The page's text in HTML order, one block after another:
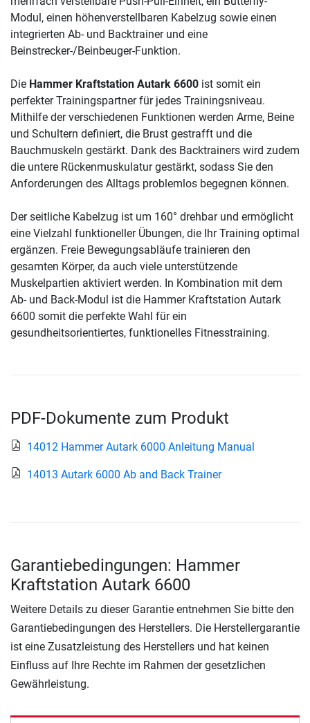
Modul, einen höhenverstellbaren Kabelzug sowie einen
integrierten Ab- und Backtrainer und eine
Beinstrecker-/Beinbeuger-Funktion.
Die Hammer Kraftstation Autark 6600 ist somit ein
perfekter Trainingspartner für jedes Trainingsniveau.
Mithilfe der verschiedenen Funktionen werden Arme, Beine
und Schultern definiert, die Brust gestrafft und die
Bauchmuskeln gestärkt. Dank des Backtrainers wird zudem
die untere Rückenmuskulatur gestärkt, sodass Sie den
Anforderungen des Alltags problemlos begegnen können.
Der seitliche Kabelzug ist um 160° drehbar und ermöglicht
eine Vielzahl funktioneller Übungen, die Ihr Training optimal
ergänzen. Freie Bewegungsabläufe trainieren den
gesamten Körper, da auch viele unterstützende
Muskelpartien aktiviert werden. In Kombination mit dem
Ab- und Back-Modul ist die Hammer Kraftstation Autark
6600 somit die perfekte Wahl für ein
gesundheitsorientiertes, funktionelles Fitnesstraining.
PDF-Dokumente zum Produkt
14012 Hammer Autark 6000 Anleitung Manual
14013 Autark 6000 Ab and Back Trainer
Garantiebedingungen: Hammer
Kraftstation Autark 6600
Weitere Details zu dieser Garantie entnehmen Sie bitte den
Garantiebedingungen des Herstellers. Die Herstellergarantie
ist eine Zusatzleistung des Herstellers und hat keinen
Einfluss auf Ihre Rechte im Rahmen der gesetzlichen
Gewährleistung.